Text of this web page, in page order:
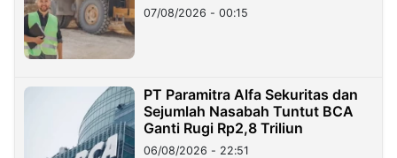
07/08/2026 - 00:15
PT Paramitra Alfa Sekuritas dan
Sejumlah Nasabah Tuntut BCA
Ganti Rugi Rp2,8 Triliun
06/08/2026 - 22:51